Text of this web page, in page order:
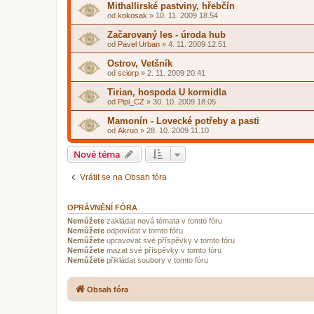
Mithallirské pastviny, hřebčín
od kokosak » 10. 11. 2009 18.54
Začarovaný les - úroda hub
od Pavel Urban » 4. 11. 2009 12.51
Ostrov, Vetšník
od sciorp » 2. 11. 2009 20.41
Tirian, hospoda U kormidla
od Pipi_CZ » 30. 10. 2009 18.05
Mamonín - Lovecké potřeby a pasti
od Akruo » 28. 10. 2009 11.10
Nové téma
Vrátit se na Obsah fóra
OPRÁVNĚNÍ FÓRA
Nemůžete zakládat nová témata v tomto fóru
Nemůžete odpovídat v tomto fóru
Nemůžete upravovat své příspěvky v tomto fóru
Nemůžete mazat své příspěvky v tomto fóru
Nemůžete přikládat soubory v tomto fóru
Obsah fóra